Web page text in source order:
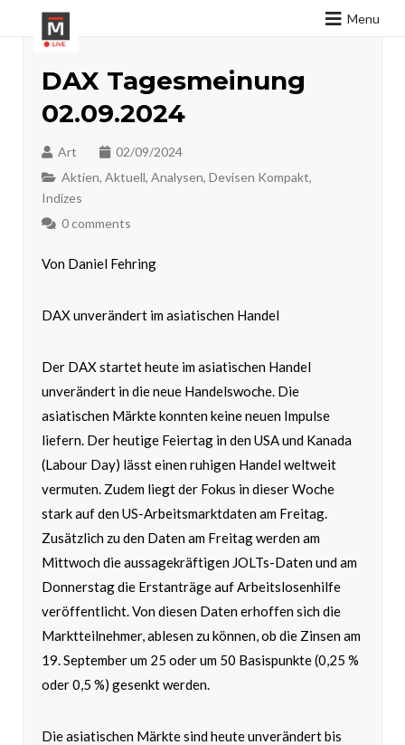
Menu
DAX Tagesmeinung
02.09.2024
Art
02/09/2024
Aktien, Aktuell, Analysen, Devisen Kompakt,
Indizes
0 comments
Von Daniel Fehring
DAX unverändert im asiatischen Handel
Der DAX startet heute im asiatischen Handel
unverändert in die neue Handelswoche. Die
asiatischen Märkte konnten keine neuen Impulse
liefern. Der heutige Feiertag in den USA und Kanada
(Labour Day) lässt einen ruhigen Handel weltweit
vermuten. Zudem liegt der Fokus in dieser Woche
stark auf den US-Arbeitsmarktdaten am Freitag.
Zusätzlich zu den Daten am Freitag werden am
Mittwoch die aussagekräftigen JOLTs-Daten und am
Donnerstag die Erstanträge auf Arbeitslosenhilfe
veröffentlicht. Von diesen Daten erhoffen sich die
Marktteilnehmer, ablesen zu können, ob die Zinsen am
19. September um 25 oder um 50 Basispunkte (0,25 %
oder 0,5 %) gesenkt werden.
Die asiatischen Märkte sind heute unverändert bis